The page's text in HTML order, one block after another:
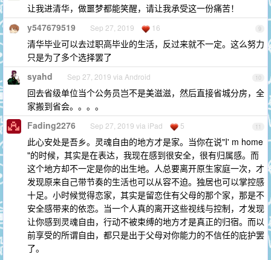
让我进清华，做噩梦都能笑醒，请让我承受这一份痛苦！
9
y547679519 Sep 27, 2019 16
清华毕业可以去过职高毕业的生活，反过来就不一定。这么努力
只是为了多个选择罢了
10
syahd Sep 27, 2019 via Android
回去省级单位当个公务员岂不是美滋滋，然后直接省城分房，全
家搬到省会。。。。
11
Fading2276 Sep 27, 2019 via iPad 5
此心安处是吾乡。灵魂自由的地方才是家。当你在说"I' m home
"的时候，其实是在表达，我现在感到很安全，很有归属感。而
这个地方却不一定是你的出生地。人总要离开原生家庭一次，才
发现原来自己带节奏的生活也可以从容不迫。独居也可以掌控感
十足。小时候觉得恋家，其实是留恋住有父母的那个家，那是不
安全感带来的依恋。当一个人真的离开这些视线与控制，才发现
让你感到灵魂自由，行动不被束缚的地方才是真正的归宿。而以
前享受的所谓自由，都只是出于父母对你能力的不信任的庇护罢
了。